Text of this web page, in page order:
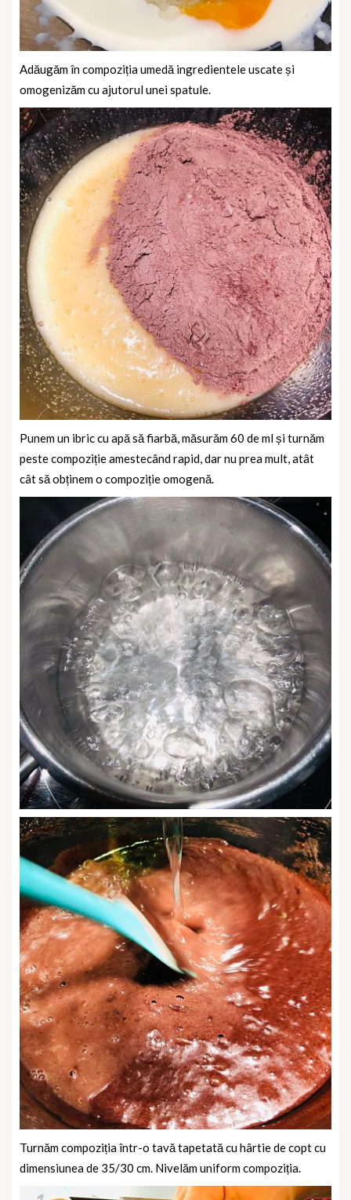
Adăugăm în compoziția umedă ingredientele uscate și
omogenizăm cu ajutorul unei spatule.
Punem un ibric cu apă să fiarbă, măsurăm 60 de ml și turnăm
peste compoziție amestecând rapid, dar nu prea mult, atât
cât să obținem o compoziție omogenă.
Turnăm compoziția într-o tavă tapetată cu hârtie de copt cu
dimensiunea de 35/30 cm. Nivelăm uniform compoziția.